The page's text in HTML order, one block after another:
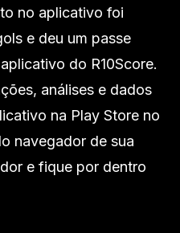
no aplicativo foi
e deu um passe
do R10Score.
análises e dados
na Play Store no
navegador de sua
e fique por dentro